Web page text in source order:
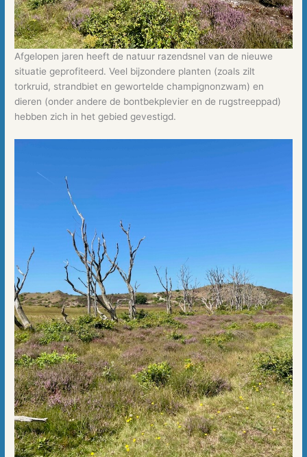
Afgelopen jaren heeft de natuur razendsnel van de nieuwe
situatie geprofiteerd. Veel bijzondere planten (zoals zilt
torkruid, strandbiet en gewortelde champignonzwam) en
dieren (onder andere de bontbekplevier en de rugstreeppad)
hebben zich in het gebied gevestigd.